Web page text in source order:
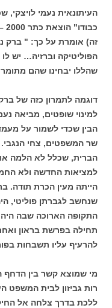
העיתונאית נעמי לויצקי,
זה) אומרת על כך: " ברק
הפוליטיקה וברזיה… יש
שהללו יבחינו שהם
דוגמה לתמרון כזה של
למינוי שופטים, מביאה
הבין שכדי לשמור על
שר המשפטים, צחי
הברית, שכלל לא הלמה
למציאות החדשה ולא
הייתה מעין הכרת תודה.
שנחשב לגברתן פוליטי,
התקופה הארוכה שבה
תחילה בפרשת בראון
להרעיף עליו תשבחות
מי שמוצא קשר בין הדחף
רות גביזון לבית המשפט
ללכת בדרך צלחה אל